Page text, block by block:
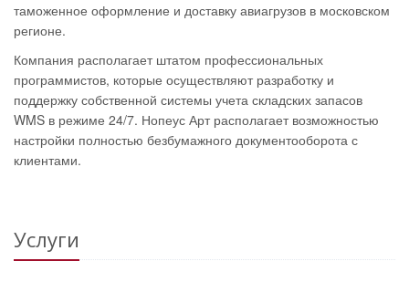
таможенное оформление и доставку авиагрузов в московском
регионе.
Компания располагает штатом профессиональных
программистов, которые осуществляют разработку и
поддержку собственной системы учета складских запасов
WMS в режиме 24/7. Нопеус Арт располагает возможностью
настройки полностью безбумажного документооборота с
клиентами.
Услуги